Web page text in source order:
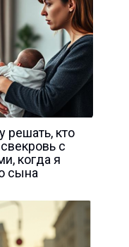
кто
с
когда я
сына